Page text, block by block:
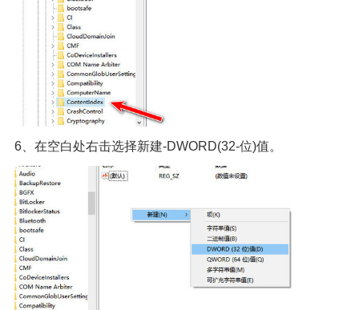
6、在空白处右击选择新建-DWORD(32-位)值。